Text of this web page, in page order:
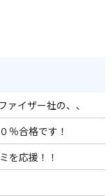
ァイザー社の、、
％合格です！
を応援！！